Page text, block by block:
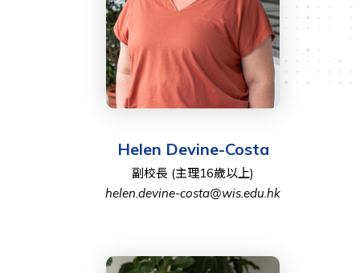
Helen Devine-Costa
副校長 (主理16歲以上)
helen.devine-costa@wis.edu.hk